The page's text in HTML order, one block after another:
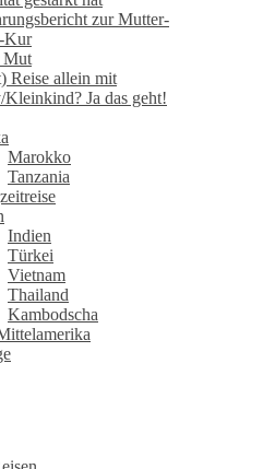
zur Mutter-
Kur
Mut
Reise allein mit
Kleinkind? Ja das geht!
Marokko
Tanzania
Indien
Türkei
Vietnam
Thailand
Kambodscha